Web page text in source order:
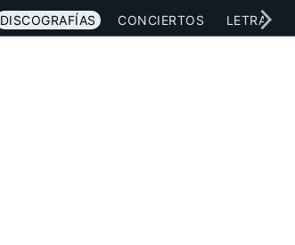
DISCOGRAFÍAS CONCIERTOS LETRAS